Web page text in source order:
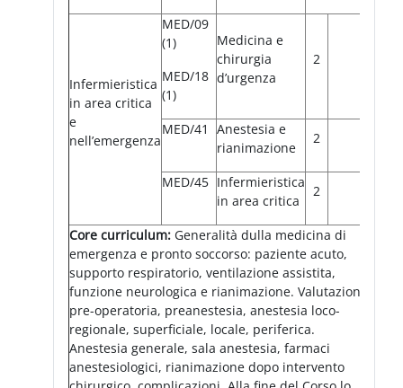
Infermieristica
in area critica
e
nell’emergenza
MED/09
(1)
MED/18
(1)
Medicina e
chirurgia
d’urgenza
2
MED/41
Anestesia e
rianimazione
2
MED/45 Infermieristica
in area critica
2
Core curriculum: Generalità dulla medicina di
emergenza e pronto soccorso: paziente acuto,
supporto respiratorio, ventilazione assistita,
funzione neurologica e rianimazione. Valutazione
pre-operatoria, preanestesia, anestesia loco-
regionale, superficiale, locale, periferica.
Anestesia generale, sala anestesia, farmaci
anestesiologici, rianimazione dopo intervento